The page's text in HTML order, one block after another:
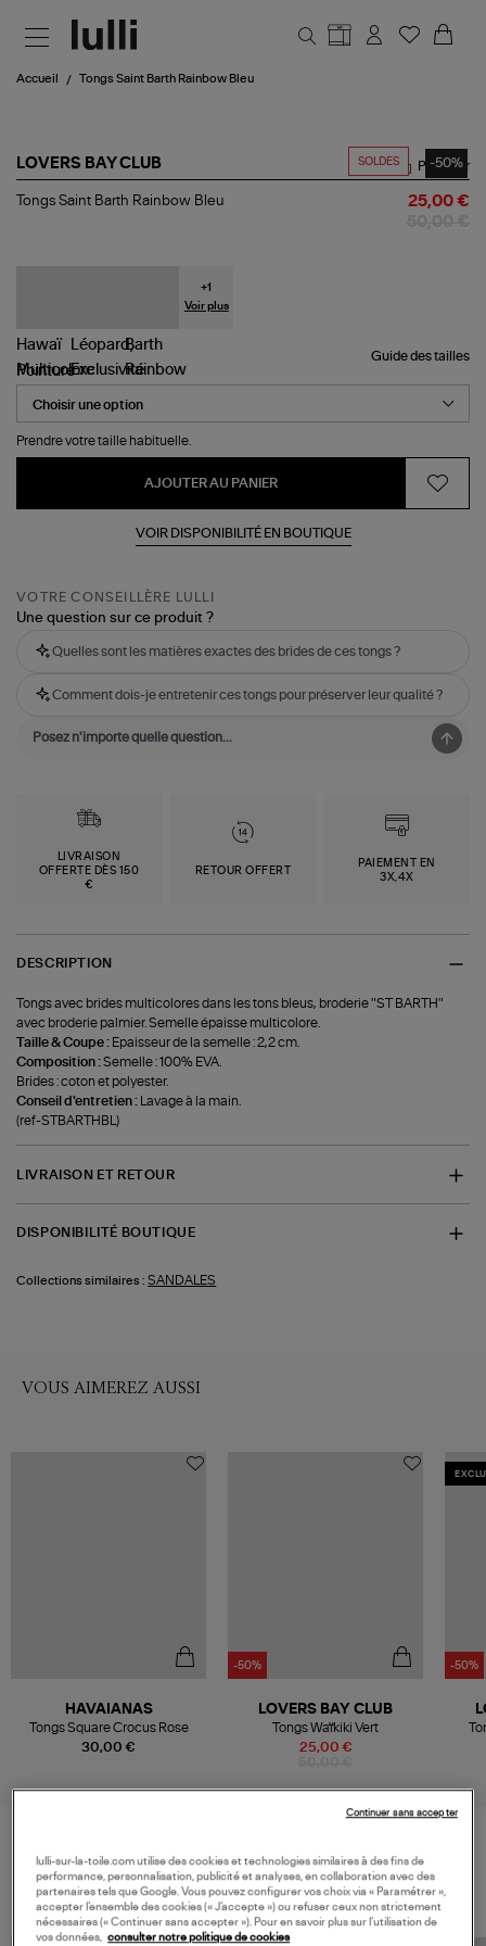
Accueil Tongs Saint Barth Rainbow Bleu
SOLDES -50%
LOVERS BAY CLUB
Tongs
Partager
Tongs Saint Barth Rainbow Bleu 25,00 €
+1
Voir plus
Guide des tailles
Pointure
Prendre votre taille habituelle.
AJOUTER AU PANIER
VOIR DISPONIBILITÉ EN BOUTIQUE
VOTRE CONSEILLÈRE LULLI
Une question sur ce produit ?
Quelles sont les matières exactes des brides de ces tongs ?
Comment dois-je entretenir ces tongs pour préserver leur qualité ?
LIVRAISON
OFFERTE DÈS 150
€
RETOUR OFFERT
PAIEMENT EN
3X,4X
DESCRIPTION
Tongs avec brides multicolores dans les tons bleus, broderie "ST BARTH"
avec broderie palmier. Semelle épaisse multicolore.
Taille & Coupe : Epaisseur de la semelle : 2,2 cm.
Composition :Semelle : 100% EVA.
Brides : coton et polyester.
Conseil d'entretien :
Lavage à la main.
(ref-STBARTHBL)
LIVRAISON ET RETOUR
DISPONIBILITÉ BOUTIQUE
Collections similaires : SANDALES
VOUS AIMEREZ AUSSI
30,00 €
HAVAIANAS
Tongs Square Crocus Rose
-50%
25,00 €
LOVERS BAY CLUB
Tongs Waïkiki Vert
-50%
VOS DERNIERS PRODUITS VUS
lulli-sur-la-toile.com utilise des cookies et technologies similaires à des fins de
performance, personnalisation, publicité et analyses, en collaboration avec des
partenaires tels que Google. Vous pouvez configurer vos choix via « Paramétrer »,
accepter l’ensemble des cookies (« J’accepte ») ou refuser ceux non strictement
nécessaires (« Continuer sans accepter »). Pour en savoir plus sur l’utilisation de
vos données,
consulter notre politique de cookies
Continuer sans accepter